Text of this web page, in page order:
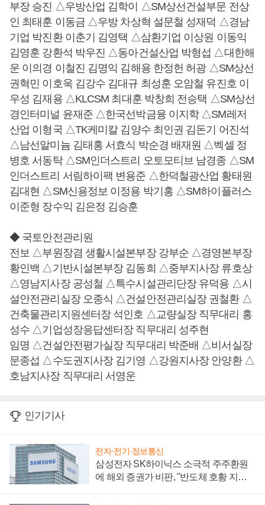
부장 승진 △우방산업 김학이 △SM상선건설부문 전상
인 최태훈 이동금 △우방 차상혁 설문철 성재덕 △경남
기업 박진환 이춘기 김영택 △삼환기업 이상원 이동익
김영훈 강환석 박우진 △동아건설산업 박형섭 △대한해
운 이의경 이철진 김명익 김해용 한정헌 허광 △SM상선
권혁민 이호욱 김강수 김대규 최성훈 오암철 유진호 이
우성 김재용 △KLCSM 최대훈 박창희 전승택 △SM상선
경인터미널 윤재준 △한국선박금융 이지학 △SM레저
산업 이형국 △TK케미칼 김양수 최인권 김돈기 어진석
△남선알미늄 김태홍 서효식 박순경 배재원 △벡셀 정
병호 서동탁 △SM인더스트리 오토모티브 남경종 △SM
인더스트리 서림하이팩 변용준 △한덕철광산업 황태원
김대현 △SM신용정보 이정용 박기홍 △SM하이플러스
이준형 장수익 김은정 김승훈
◆ 국토안전관리원
전보 △부원장겸 생활시설본부장 강부순 △경영본부장
황인백 △기반시설본부장 김동희 △중부지사장 류호상
△영남지사장 공성철 △특수시설관리단장 유덕용 △시
설안전관리실장 오종식 △건설안전관리실장 권철환 △
건축물관리지원센터장 석인호 △교량실장 직무대리 홍
성수 △기업성장응답센터장 직무대리 성주현
임명 △건설안전평가실장 직무대리 박준배 △비서실장
문종섭 △수도권지사장 김기영 △강원지사장 안양환 △
호남지사장 직무대리 서영운
인기기사
전자·전기·정보통신
삼성전자 SK하이닉스 소극적 주주환원
에 해외 증권가 비판, "반도체 호황 지속